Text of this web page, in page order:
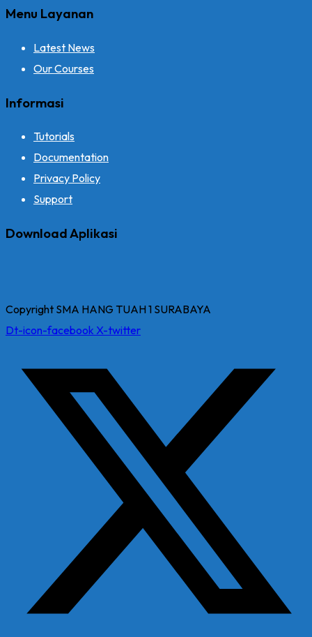
Menu Layanan
Latest News
Our Courses
Informasi
Tutorials
Documentation
Privacy Policy
Support
Download Aplikasi
Copyright SMA HANG TUAH 1 SURABAYA
Dt-icon-facebook X-twitter